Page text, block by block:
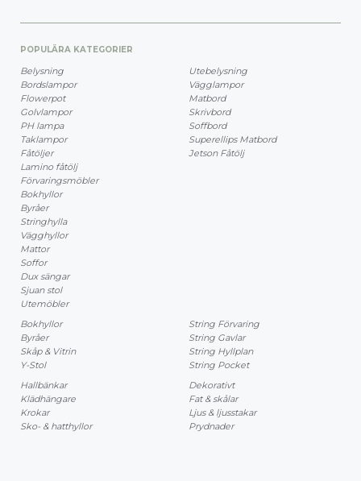
POPULÄRA KATEGORIER
Belysning
Bordslampor
Flowerpot
Golvlampor
PH lampa
Taklampor
Fåtöljer
Lamino fåtölj
Förvaringsmöbler
Bokhyllor
Byråer
Stringhylla
Vägghyllor
Mattor
Soffor
Dux sängar
Sjuan stol
Utemöbler
Utebelysning
Vägglampor
Matbord
Skrivbord
Soffbord
Superellips Matbord
Jetson Fåtölj
Bokhyllor
Byråer
Skåp & Vitrin
Y-Stol
String Förvaring
String Gavlar
String Hyllplan
String Pocket
Hallbänkar
Klädhängare
Krokar
Sko- & hatthyllor
Dekorativt
Fat & skålar
Ljus & ljusstakar
Prydnader